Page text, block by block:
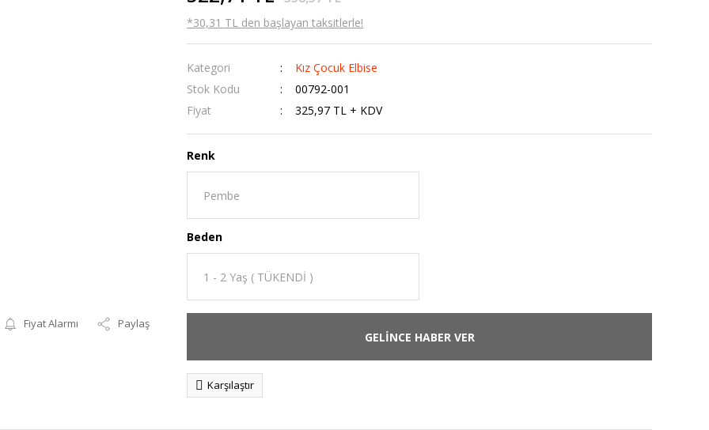
Fiyat Alarmı Paylaş
*30,31 TL den başlayan taksitlerle!
Kategori
Kız Çocuk Elbise
Stok Kodu
00792-001
Fiyat
325,97 TL + KDV
Renk
Beden
GELİNCE HABER VER
Karşılaştır